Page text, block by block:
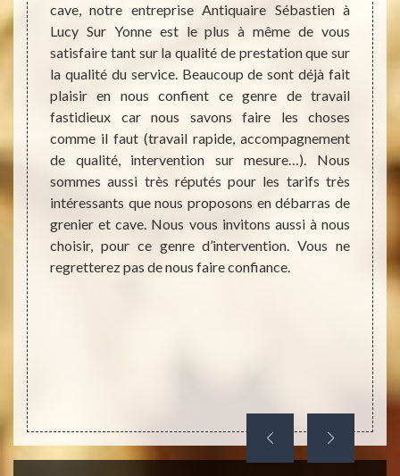
?
le
sera
la
pour
à
cave, notre entreprise Antiquaire Sébastien à
Lucy Sur Yonne est le plus à même de vous
satisfaire tant sur la qualité de prestation que sur
la qualité du service. Beaucoup de sont déjà fait
plaisir en nous confient ce genre de travail
fastidieux car nous savons faire les choses
comme il faut (travail rapide, accompagnement
de qualité, intervention sur mesure…). Nous
sommes aussi très réputés pour les tarifs très
intéressants que nous proposons en débarras de
grenier et cave. Nous vous invitons aussi à nous
choisir, pour ce genre d’intervention. Vous ne
regretterez pas de nous faire confiance.
une
des
de
se
de